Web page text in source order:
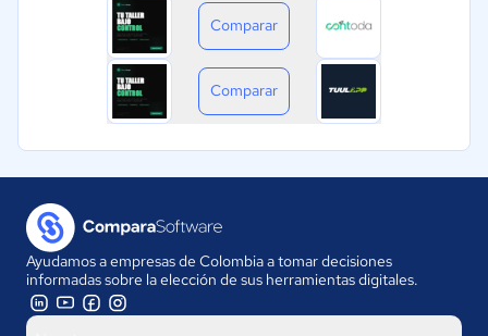
Comparar
Comparar
Ayudamos a empresas de Colombia a tomar decisiones
informadas sobre la elección de sus herramientas digitales.